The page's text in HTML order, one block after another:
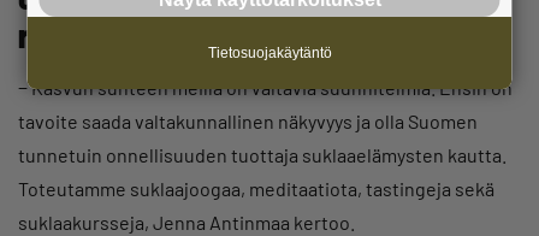
rakennettu kasvu mielessä
− Kasvun suhteen meillä on valtavia suunnitelmia. Ensin on
tavoite saada valtakunnallinen näkyvyys ja olla Suomen
tunnetuin onnellisuuden tuottaja suklaaelämysten kautta.
Toteutamme suklaajoogaa, meditaatiota, tastingeja sekä
suklaakursseja, Jenna Antinmaa kertoo.
Tietosuojakäytäntö